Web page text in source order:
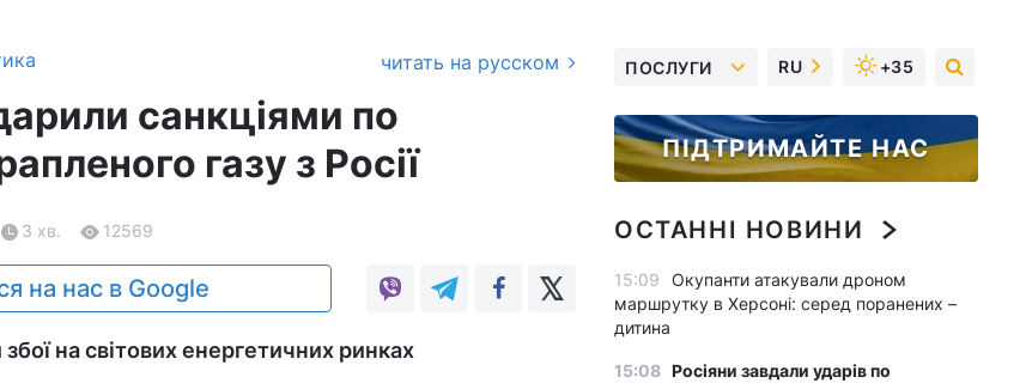
читать на русском
санкціями по
газу з Росії
3 хв. 12569
на нас в Google
на світових енергетичних ринках
ПОСЛУГИ RU +35
ПІДТРИМАЙТЕ НАС
ОСТАННІ НОВИНИ
15:09
Окупанти атакували дроном
маршрутку в Херсоні: серед поранених –
дитина
15:08 Росіяни завдали ударів по